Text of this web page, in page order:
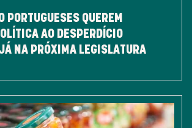
PORTUGUESES QUEREM
AO DESPERDÍCIO
NA PRÓXIMA LEGISLATURA